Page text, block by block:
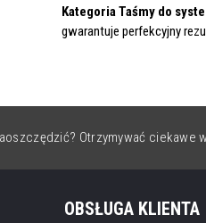
Kategoria Taśmy do
gwarantuje perfekcyjny
Otrzymywać
OBSŁUGA KLIENTA